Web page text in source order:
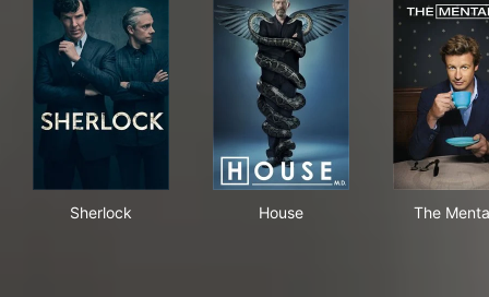
Sherlock House The